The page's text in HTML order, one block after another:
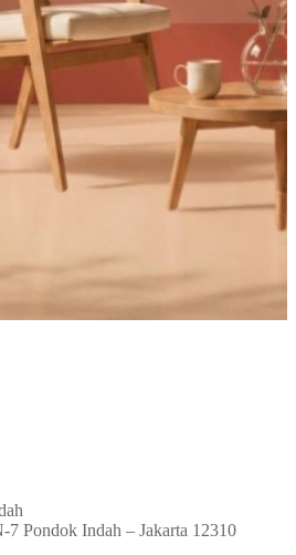
Pondok Indah – Jakarta 12310